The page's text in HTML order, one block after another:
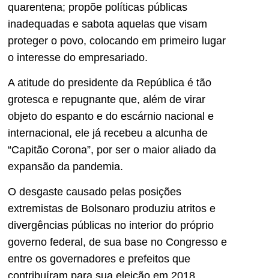
quarentena; propõe políticas públicas
inadequadas e sabota aquelas que visam
proteger o povo, colocando em primeiro lugar
o interesse do empresariado.
A atitude do presidente da República é tão
grotesca e repugnante que, além de virar
objeto do espanto e do escárnio nacional e
internacional, ele já recebeu a alcunha de
“Capitão Corona”, por ser o maior aliado da
expansão da pandemia.
O desgaste causado pelas posições
extremistas de Bolsonaro produziu atritos e
divergências públicas no interior do próprio
governo federal, de sua base no Congresso e
entre os governadores e prefeitos que